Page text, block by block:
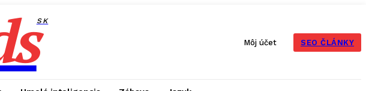
SK
Môj účet SEO ČLÁNKY